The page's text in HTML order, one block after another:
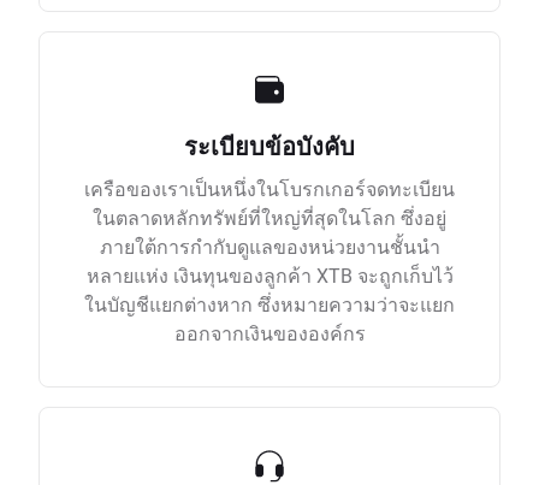
ระเบียบข้อบังคับ
เครือของเราเป็นหนึ่งในโบรกเกอร์จดทะเบียน
ในตลาดหลักทรัพย์ที่ใหญ่ที่สุดในโลก ซึ่งอยู่
ภายใต้การกำกับดูแลของหน่วยงานชั้นนำ
หลายแห่ง เงินทุนของลูกค้า XTB จะถูกเก็บไว้
ในบัญชีแยกต่างหาก ซึ่งหมายความว่าจะแยก
ออกจากเงินขององค์กร